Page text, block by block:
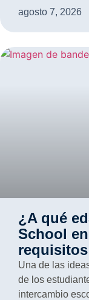
agosto 7, 2026
¿A qué
School
Una de las
de los
intercambio